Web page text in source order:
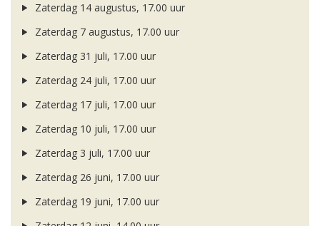
Zaterdag 14 augustus, 17.00 uur
Zaterdag 7 augustus, 17.00 uur
Zaterdag 31 juli, 17.00 uur
Zaterdag 24 juli, 17.00 uur
Zaterdag 17 juli, 17.00 uur
Zaterdag 10 juli, 17.00 uur
Zaterdag 3 juli, 17.00 uur
Zaterdag 26 juni, 17.00 uur
Zaterdag 19 juni, 17.00 uur